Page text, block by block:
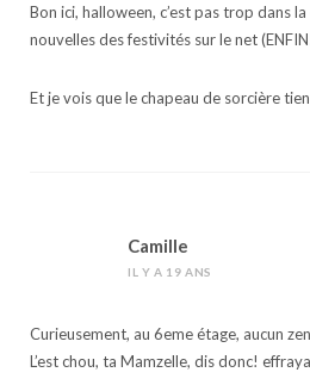
Bon ici, halloween, c’est pas trop dans
nouvelles des festivités sur le net
Et je vois que le chapeau de sorcière
Camille
IL Y A 19 ANS
Curieusement, au 6eme étage, aucun
L’est chou, ta Mamzelle, dis donc!